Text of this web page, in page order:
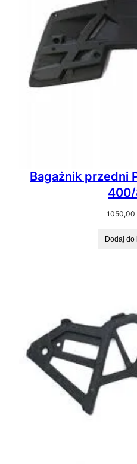
Bagażnik przedni
1050,00
Dodaj do